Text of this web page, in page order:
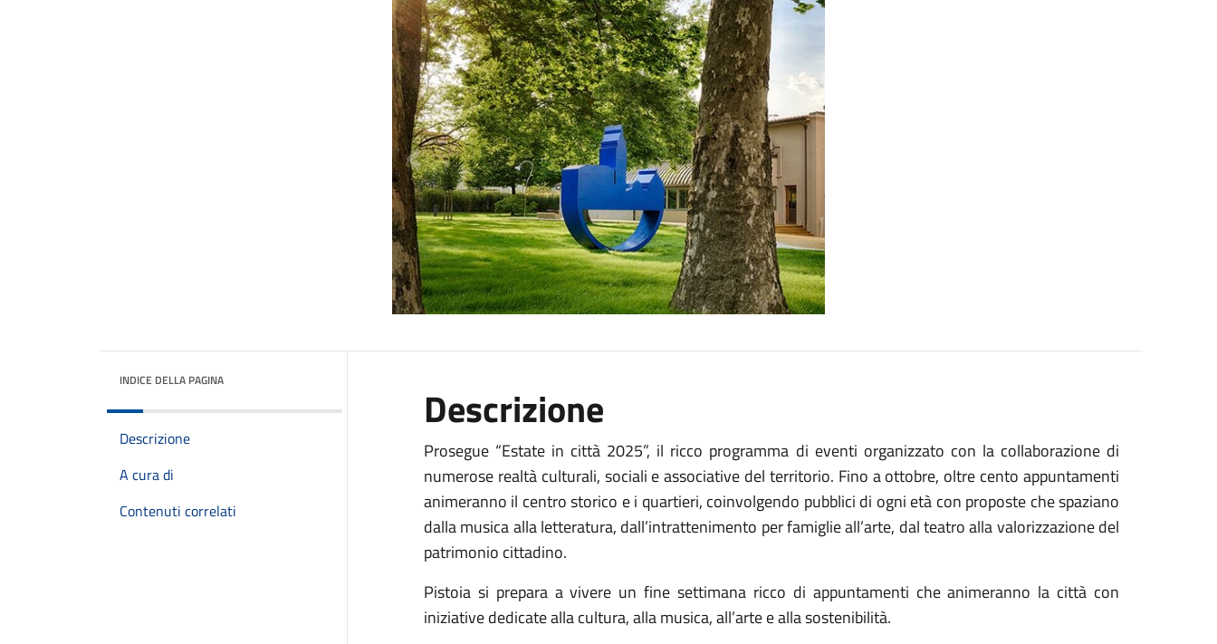
INDICE DELLA PAGINA
Descrizione
A cura di
Contenuti correlati
Descrizione
Prosegue “Estate in città 2025”, il ricco programma di eventi organizzato con la collaborazione di
numerose realtà culturali, sociali e associative del territorio. Fino a ottobre, oltre cento appuntamenti
animeranno il centro storico e i quartieri, coinvolgendo pubblici di ogni età con proposte che spaziano
dalla musica alla letteratura, dall’intrattenimento per famiglie all’arte, dal teatro alla valorizzazione del
patrimonio cittadino.
Pistoia si prepara a vivere un fine settimana ricco di appuntamenti che animeranno la città con
iniziative dedicate alla cultura, alla musica, all’arte e alla sostenibilità.